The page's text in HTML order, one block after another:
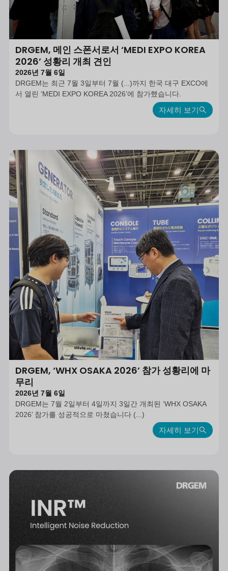
DRGEM, 메인 스폰서로서 ‘MEDI EXPO KOREA
2026’ 성황리 개최 견인
2026년 7월 6일
DRGEM는 최근 7월 3일부터 7월 (...)까지 한국 대구 EXCO에
서 열린 ‘MEDI EXPO KOREA 2026’에 참가했습니다.
자세히 보기
DRGEM, ‘WHX OSAKA 2026’ 참가 성황리에 마
무리
2026년 7월 6일
DRGEM는 7월 2일부터 4일까지 3일간 개최된 ‘WHX OSAKA
2026’ 참가를 성공적으로 마쳤습니다 (...)
자세히 보기